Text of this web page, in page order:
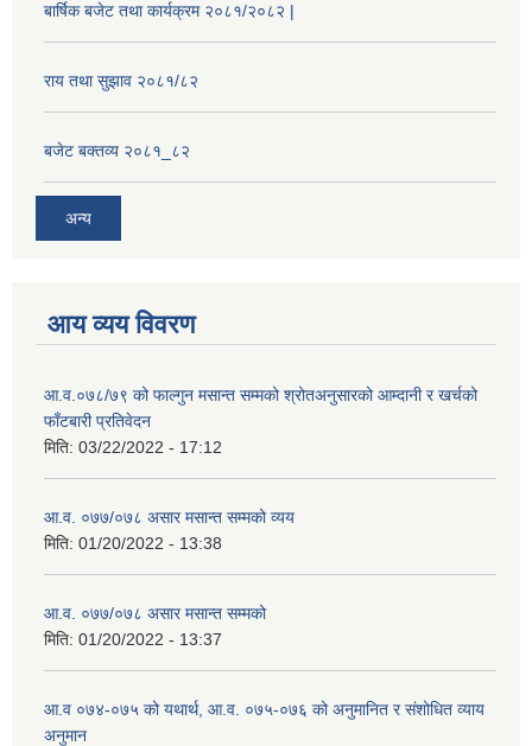
बार्षिक बजेट तथा कार्यक्रम २०८१/२०८२ |
राय तथा सुझाव २०८१/८२
बजेट बक्तव्य २०८१_८२
अन्य
आय व्यय विवरण
आ.व.०७८/७९ को फाल्गुन मसान्त सम्मको श्रोतअनुसारको आम्दानी र खर्चको
फाँटबारी प्रतिवेदन
मिति: 03/22/2022 - 17:12
आ.व. ०७७/०७८ असार मसान्त सम्मको व्यय
मिति: 01/20/2022 - 13:38
आ.व. ०७७/०७८ असार मसान्त सम्मको
मिति: 01/20/2022 - 13:37
आ.व ०७४-०७५ को यथार्थ, आ.व. ०७५-०७६ को अनुमानित र संशोधित व्याय
अनुमान